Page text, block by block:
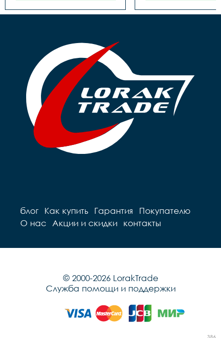
блог Как купить Гарантия
Покупателю
О нас
Акции и скидки контакты
© 2000-2026 LorakTrade
Служба помощи и поддержки
386